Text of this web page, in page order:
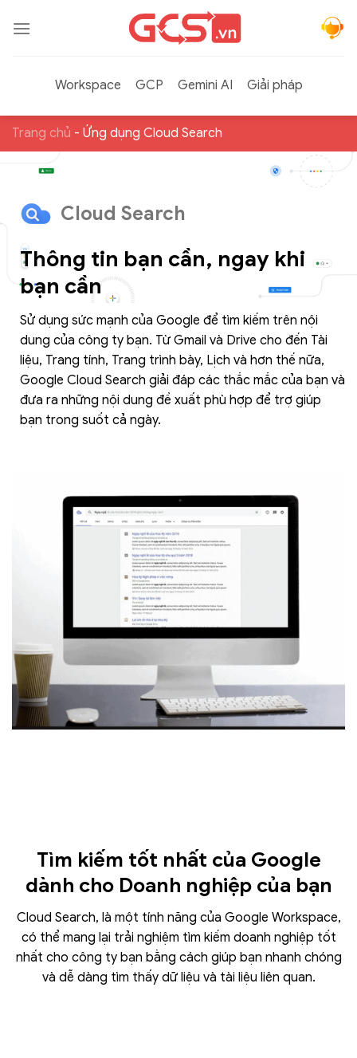
qua
Workspace
GCP Gemini AI Giải pháp
Trang chủ - Ứng dụng Cloud Search
Cloud Search
Thông tin bạn cần, ngay khi
bạn cần
Sử dụng sức mạnh của Google để tìm kiếm trên nội
dung của công ty bạn. Từ Gmail và Drive cho đến Tài
liệu, Trang tính, Trang trình bày, Lịch và hơn thế nữa,
Google Cloud Search giải đáp các thắc mắc của bạn và
đưa ra những nội dung đề xuất phù hợp để trợ giúp
bạn trong suốt cả ngày.
Tìm kiếm tốt nhất của Google
dành cho Doanh nghiệp của bạn
Cloud Search, là một tính năng của Google Workspace,
có thể mang lại trải nghiệm tìm kiếm doanh nghiệp tốt
nhất cho công ty bạn bằng cách giúp bạn nhanh chóng
và dễ dàng tìm thấy dữ liệu và tài liệu liên quan.